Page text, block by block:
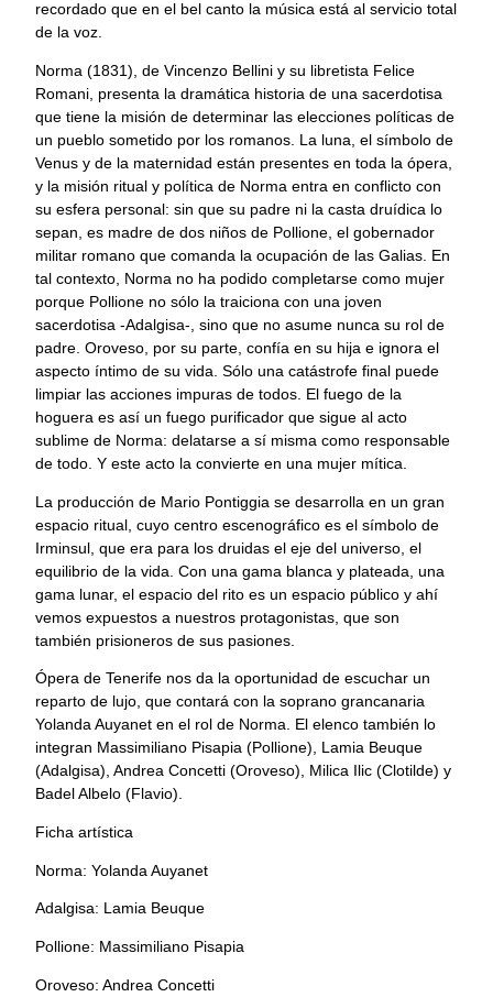
recordado que en el bel canto la música está al servicio total
de la voz.
Norma (1831), de Vincenzo Bellini y su libretista Felice
Romani, presenta la dramática historia de una sacerdotisa
que tiene la misión de determinar las elecciones políticas de
un pueblo sometido por los romanos. La luna, el símbolo de
Venus y de la maternidad están presentes en toda la ópera,
y la misión ritual y política de Norma entra en conflicto con
su esfera personal: sin que su padre ni la casta druídica lo
sepan, es madre de dos niños de Pollione, el gobernador
militar romano que comanda la ocupación de las Galias. En
tal contexto, Norma no ha podido completarse como mujer
porque Pollione no sólo la traiciona con una joven
sacerdotisa -Adalgisa-, sino que no asume nunca su rol de
padre. Oroveso, por su parte, confía en su hija e ignora el
aspecto íntimo de su vida. Sólo una catástrofe final puede
limpiar las acciones impuras de todos. El fuego de la
hoguera es así un fuego purificador que sigue al acto
sublime de Norma: delatarse a sí misma como responsable
de todo. Y este acto la convierte en una mujer mítica.
La producción de Mario Pontiggia se desarrolla en un gran
espacio ritual, cuyo centro escenográfico es el símbolo de
Irminsul, que era para los druidas el eje del universo, el
equilibrio de la vida. Con una gama blanca y plateada, una
gama lunar, el espacio del rito es un espacio público y ahí
vemos expuestos a nuestros protagonistas, que son
también prisioneros de sus pasiones.
Ópera de Tenerife nos da la oportunidad de escuchar un
reparto de lujo, que contará con la soprano grancanaria
Yolanda Auyanet en el rol de Norma. El elenco también lo
integran Massimiliano Pisapia (Pollione), Lamia Beuque
(Adalgisa), Andrea Concetti (Oroveso), Milica Ilic (Clotilde) y
Badel Albelo (Flavio).
Ficha artística
Norma: Yolanda Auyanet
Adalgisa: Lamia Beuque
Pollione: Massimiliano Pisapia
Oroveso: Andrea Concetti